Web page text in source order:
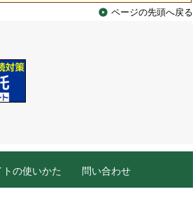
ページの先頭へ戻る
の使いかた 問い合わせ